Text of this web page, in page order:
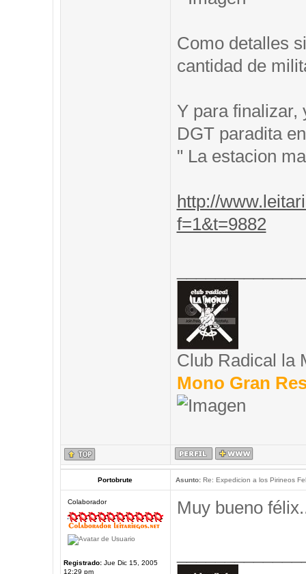
Como detalles
cantidad de
Y para finalizar,
DGT paradita
" La estacion
http://
f=1&t=9882
Club Radical la
Mono Gran
Portobrute Asunto:Re: Expedicion a los Pirineos
Colaborador
Registrado:Jue Dic 15, 2005
12:29 pm
Muy bueno